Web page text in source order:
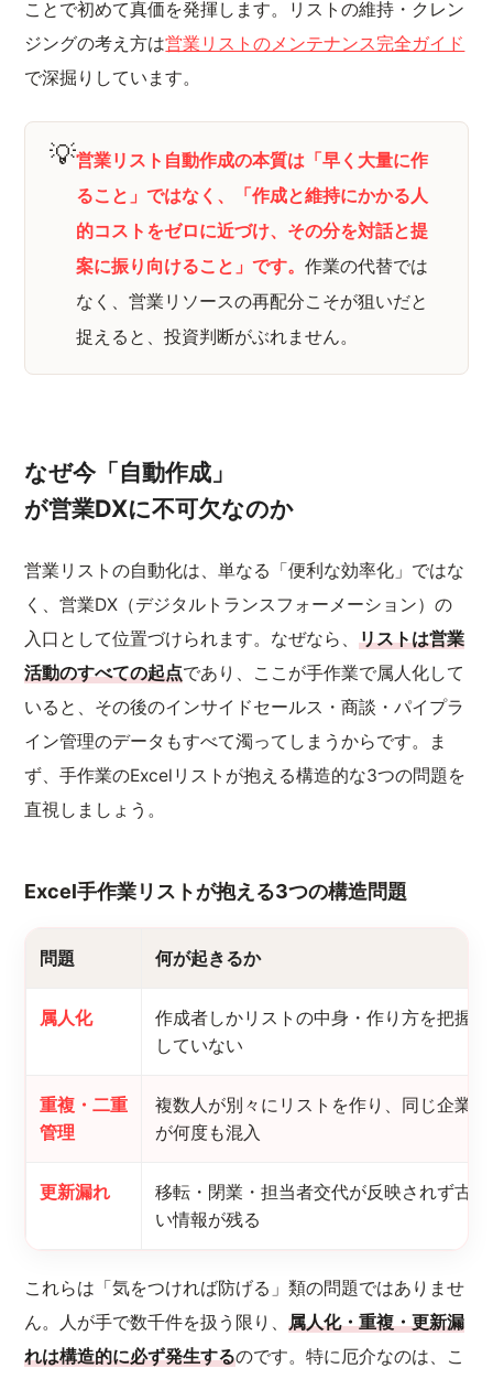
ことで初めて真価を発揮します。リストの維持・クレン
ジングの考え方は営業リストのメンテナンス完全ガイド
で深掘りしています。
💡営業リスト自動作成の本質は「早く大量に作
ること」ではなく、「作成と維持にかかる人
的コストをゼロに近づけ、その分を対話と提
案に振り向けること」です。作業の代替では
なく、営業リソースの再配分こそが狙いだと
捉えると、投資判断がぶれません。
なぜ今「自動作成」
が営業DXに不可欠なのか
営業リストの自動化は、単なる「便利な効率化」ではな
く、営業DX（デジタルトランスフォーメーション）の
入口として位置づけられます。なぜなら、リストは営業
活動のすべての起点であり、ここが手作業で属人化して
いると、その後のインサイドセールス・商談・パイプラ
イン管理のデータもすべて濁ってしまうからです。ま
ず、手作業のExcelリストが抱える構造的な3つの問題を
直視しましょう。
Excel手作業リストが抱える3つの構造問題
問題 何が起きるか
属人化
作成者しかリストの中身・作り方を把握
していない
重複・二重
管理
複数人が別々にリストを作り、同じ企業
が何度も混入
更新漏れ
移転・閉業・担当者交代が反映されず古
い情報が残る
これらは「気をつければ防げる」類の問題ではありませ
ん。人が手で数千件を扱う限り、属人化・重複・更新漏
れは構造的に必ず発生するのです。特に厄介なのは、こ